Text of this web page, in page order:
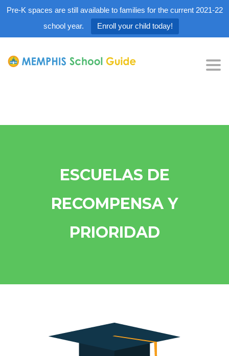
Pre-K spaces are still available to families for the current 2021-22
school year.
Enroll your child today!
ESCUELAS DE
RECOMPENSA Y
PRIORIDAD